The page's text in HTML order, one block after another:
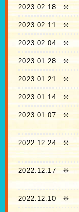
2023.02.18❊
2023.02.11 ❊
2023.02.04 ❊
2023.01.28 ❊
2023.01.21 ❊
2023.01.14 ❊
2023.01.07 ❊
2022.12.24❊
2022.12.17❊
2022.12.10 ❊